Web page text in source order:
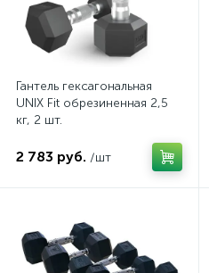
Гантель гексагональная
UNIX Fit обрезиненная 2,5
кг, 2 шт.
2 783 руб. /шт